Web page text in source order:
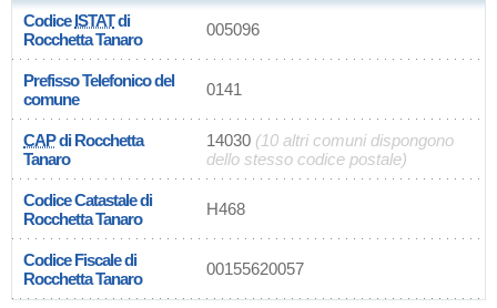
CodiceISTATdi
Rocchetta Tanaro
005096
Prefisso Telefonico del
comune
0141
CAPdi Rocchetta
Tanaro
14030 (10 altri comuni dispongono
dello stesso codice postale)
Codice Catastale di
Rocchetta Tanaro
H468
Codice Fiscale di
Rocchetta Tanaro
00155620057